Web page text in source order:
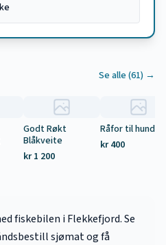
Se alle (61) →
Godt Røkt
Blåkveite
kr 1 200
Råfor til hund
kr 400
fiskebilen i Flekkefjord. Se
sjømat og få